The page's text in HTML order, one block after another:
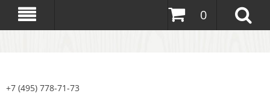
0
+7 (495) 778-71-73